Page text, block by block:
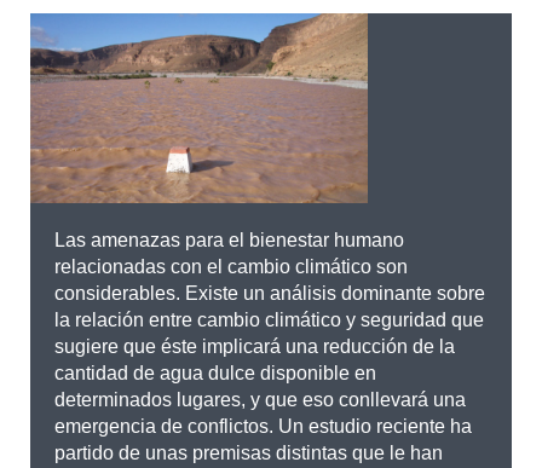
English
BUSCAR
Las amenazas para el bienestar humano
relacionadas con el cambio climático son
considerables. Existe un análisis dominante sobre
la relación entre cambio climático y seguridad que
sugiere que éste implicará una reducción de la
cantidad de agua dulce disponible en
determinados lugares, y que eso conllevará una
emergencia de conflictos. Un estudio reciente ha
partido de unas premisas distintas que le han